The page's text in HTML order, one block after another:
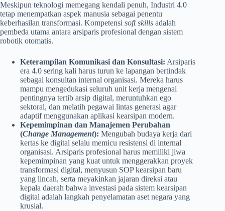
Meskipun teknologi memegang kendali penuh, Industri 4.0
tetap menempatkan aspek manusia sebagai penentu
keberhasilan transformasi. Kompetensi soft skills adalah
pembeda utama antara arsiparis profesional dengan sistem
robotik otomatis.
Keterampilan Komunikasi dan Konsultasi: Arsiparis
era 4.0 sering kali harus turun ke lapangan bertindak
sebagai konsultan internal organisasi. Mereka harus
mampu mengedukasi seluruh unit kerja mengenai
pentingnya tertib arsip digital, meruntuhkan ego
sektoral, dan melatih pegawai lintas generasi agar
adaptif menggunakan aplikasi kearsipan modern.
Kepemimpinan dan Manajemen Perubahan
(Change Management): Mengubah budaya kerja dari
kertas ke digital selalu memicu resistensi di internal
organisasi. Arsiparis profesional harus memiliki jiwa
kepemimpinan yang kuat untuk menggerakkan proyek
transformasi digital, menyusun SOP kearsipan baru
yang lincah, serta meyakinkan jajaran direksi atau
kepala daerah bahwa investasi pada sistem kearsipan
digital adalah langkah penyelamatan aset negara yang
krusial.